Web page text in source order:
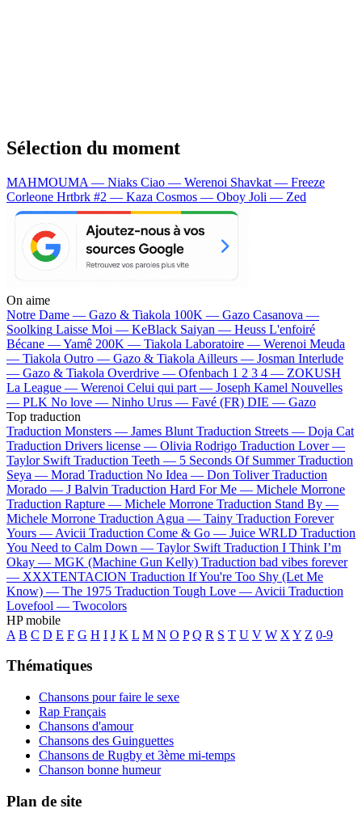
Sélection du moment
MAHMOUMA — Niaks Ciao — Werenoi Shavkat — Freeze
Corleone Hrtbrk #2 — Kaza Cosmos — Oboy Joli — Zed
On aime
Notre Dame — Gazo & Tiakola 100K — Gazo Casanova —
Soolking Laisse Moi — KeBlack Saiyan — Heuss L'enfoiré
Bécane —Yamê 200K — Tiakola Laboratoire — Werenoi Meuda
— Tiakola Outro — Gazo & Tiakola Ailleurs — Josman Interlude
— Gazo & Tiakola Overdrive — Ofenbach 1 2 3 4 — ZOKUSH
La League — Werenoi Celui qui part — Joseph Kamel Nouvelles
— PLK No love — Ninho Urus — Favé (FR) DIE — Gazo
Top traduction
Traduction Monsters — James Blunt Traduction Streets — Doja Cat
Traduction Drivers license — Olivia Rodrigo Traduction Lover —
Taylor Swift Traduction Teeth — 5 Seconds Of Summer Traduction
Seya — Morad Traduction No Idea — Don Toliver Traduction
Morado — J Balvin Traduction Hard For Me — Michele Morrone
Traduction Rapture — Michele Morrone Traduction Stand By —
Michele Morrone Traduction Agua — Tainy Traduction Forever
Yours — Avicii Traduction Come & Go — Juice WRLD Traduction
You Need to Calm Down — Taylor Swift Traduction I Think I’m
Okay — MGK (Machine Gun Kelly) Traduction bad vibes forever
— XXXTENTACION Traduction If You're Too Shy (Let Me
Know) — The 1975 Traduction Tough Love — Avicii Traduction
Lovefool — Twocolors
HP mobile
A B C D E F G H I J K L M N O P Q R S T U V W X Y Z 0-9
Thématiques
Chansons pour faire le sexe
Rap Français
Chansons d'amour
Chansons des Guinguettes
Chansons de Rugby et 3ème mi-temps
Chanson bonne humeur
Plan de site